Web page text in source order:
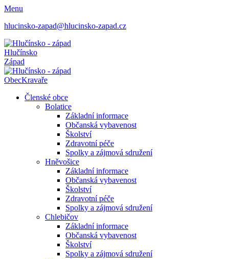
Menu
hlucinsko-zapad@hlucinsko-zapad.cz
Hlučínsko
Západ
ObecKravaře
Členské obce
Bolatice
Základní informace
Občanská vybavenost
Školství
Zdravotní péče
Spolky a zájmová sdružení
Hněvošice
Základní informace
Občanská vybavenost
Školství
Zdravotní péče
Spolky a zájmová sdružení
Chlebičov
Základní informace
Občanská vybavenost
Školství
Spolky a zájmová sdružení